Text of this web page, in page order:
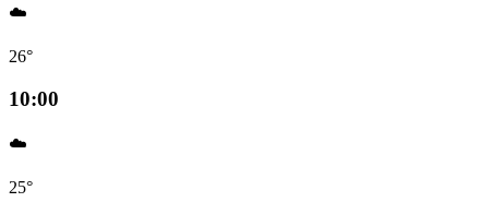
☁️
26°
10:00
☁️
25°